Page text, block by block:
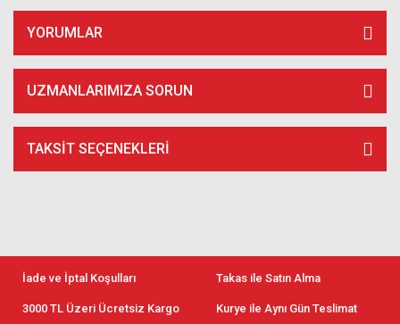
YORUMLAR
UZMANLARIMIZA SORUN
TAKSIT SEÇENEKLERI
İade ve İptal Koşulları Takas ile Satın Alma
3000 TL Üzeri Ücretsiz Kargo Kurye ile Aynı Gün Teslimat